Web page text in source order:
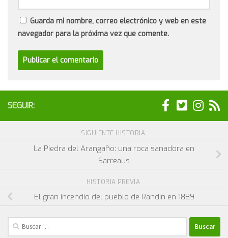
Guarda mi nombre, correo electrónico y web en este
navegador para la próxima vez que comente.
SEGUIR:
SIGUIENTE HISTORIA
La Piedra del Arangaño: una roca sanadora en
Sarreaus
HISTORIA PREVIA
El gran incendio del pueblo de Randín en 1889
Buscar: